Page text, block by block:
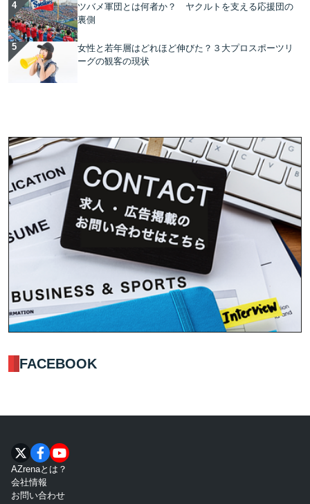
ツバメ軍団とは何者か？ ヤクルトを支える応援団の
裏側
女性と若年層はどれほど伸びた？３大プロスポーツリ
ーグの観客の現状
FACEBOOK
AZrenaとは？
会社情報
お問い合わせ